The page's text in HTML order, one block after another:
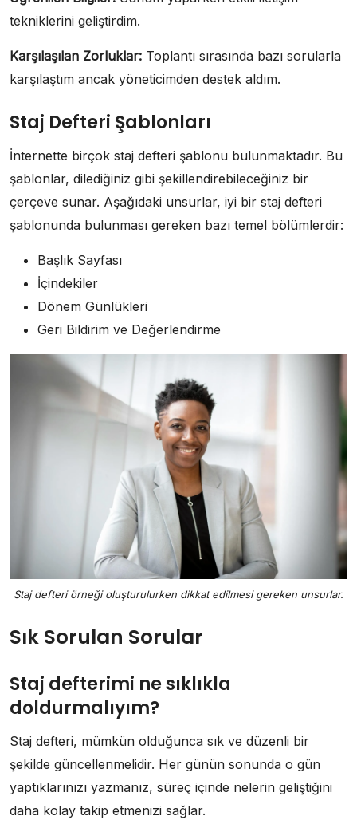
tekniklerini geliştirdim.
Karşılaşılan Zorluklar: Toplantı sırasında bazı sorularla
karşılaştım ancak yöneticimden destek aldım.
Staj Defteri Şablonları
İnternette birçok staj defteri şablonu bulunmaktadır. Bu
şablonlar, dilediğiniz gibi şekillendirebileceğiniz bir
çerçeve sunar. Aşağıdaki unsurlar, iyi bir staj defteri
şablonunda bulunması gereken bazı temel bölümlerdir:
Başlık Sayfası
İçindekiler
Dönem Günlükleri
Geri Bildirim ve Değerlendirme
Staj defteri örneği oluşturulurken dikkat edilmesi gereken unsurlar.
Sık Sorulan Sorular
Staj defterimi ne sıklıkla
doldurmalıyım?
Staj defteri, mümkün olduğunca sık ve düzenli bir
şekilde güncellenmelidir. Her günün sonunda o gün
yaptıklarınızı yazmanız, süreç içinde nelerin geliştiğini
daha kolay takip etmenizi sağlar.